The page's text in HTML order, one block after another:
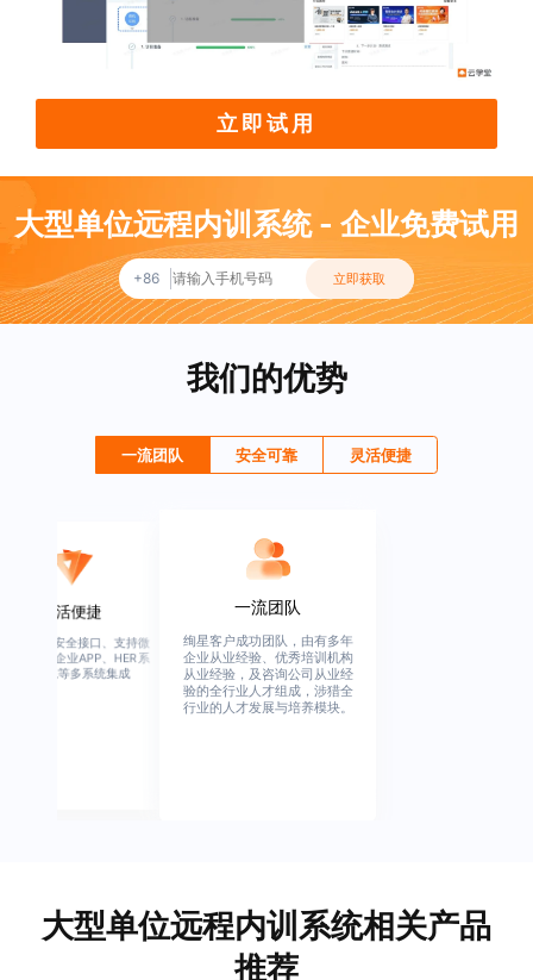
立即试用
大型单位远程内训系统 - 企业免费试用
+86 立即获取
我们的优势
一流团队 安全可靠 灵活便捷
灵活便捷
度开放、安全接口、支持微
、钉钉、企业APP、HER系
、OA系统等多系统集成
一流团队
绚星客户成功团队，由有多年
企业从业经验、优秀培训机构
从业经验，及咨询公司从业经
验的全行业人才组成，涉猎全
行业的人才发展与培养模块。
大型单位远程内训系统相关产品
推荐